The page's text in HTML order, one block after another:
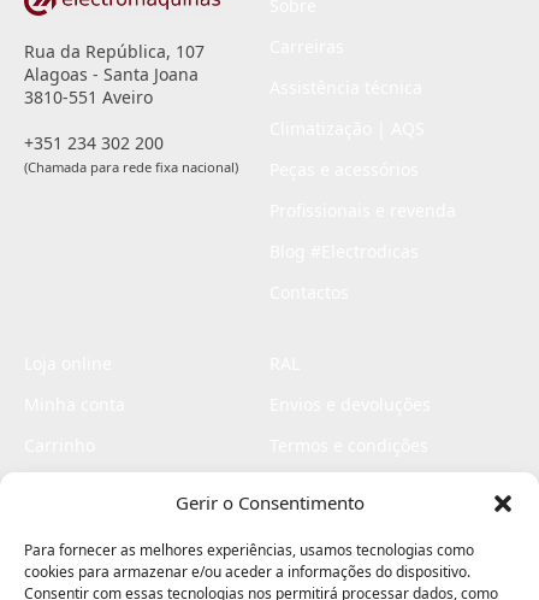
Gerir o Consentimento
Para fornecer as melhores experiências, usamos tecnologias como
cookies para armazenar e/ou aceder a informações do dispositivo.
Consentir com essas tecnologias nos permitirá processar dados, como
Rua da República, 107
Alagoas - Santa Joana
3810-551 Aveiro
+351 234 302 200
(Chamada para rede fixa nacional)
Livro de elogios